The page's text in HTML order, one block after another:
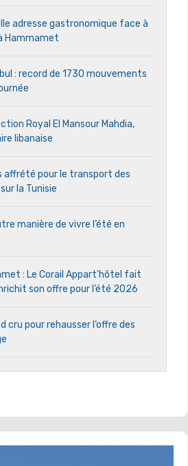
adresse gastronomique face à
Hammamet
: record de 1730 mouvements
Royal El Mansour Mahdia,
libanaise
affrété pour le transport des
la Tunisie
manière de vivre l’été en
: Le Corail Appart’hôtel fait
son offre pour l’été 2026
cru pour rehausser l’offre des